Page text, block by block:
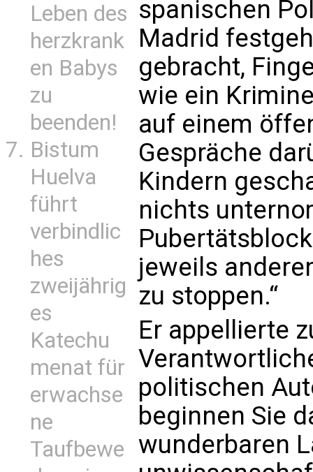
Leben des
herzkrank
en Babys
zu
beenden!
Bistum
Huelva
führt
verbindlic
hes
zweijährig
es
Katechu
menat für
erwachse
ne
Taufbewe
spanischen
Madrid
gebracht,
wie ein
auf einem
Gespräche
Kindern
nichts
jeweils
zu stoppen.“
Er appellierte
politischen
beginnen Sie
wunderbaren